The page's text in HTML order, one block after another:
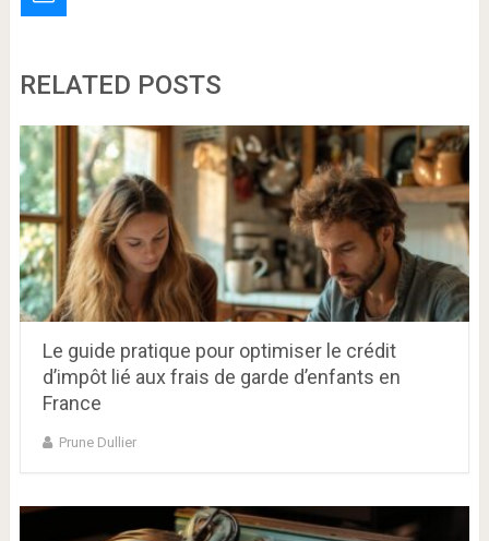
RELATED POSTS
Le guide pratique pour optimiser le crédit
d’impôt lié aux frais de garde d’enfants en
France
Prune Dullier